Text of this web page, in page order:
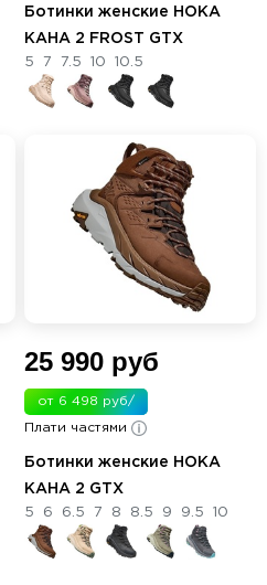
Ботинки женские HOKA
KAHA 2 FROST GTX
5 7 7.5 10 10.5
25 990 руб
от 6 498 руб/
мес.
Плати частями
Ботинки женские HOKA
KAHA 2 GTX
5 6 6.5 7 8 8.5 9 9.5 10